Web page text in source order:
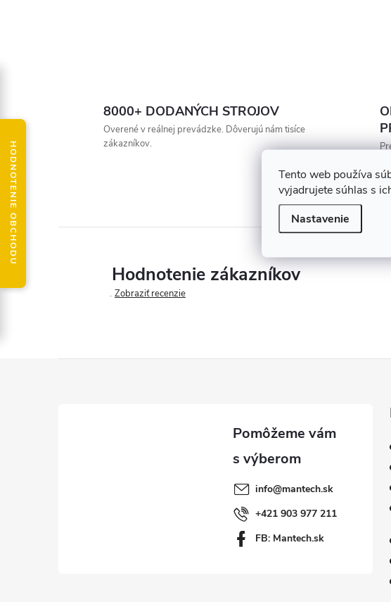
Tento web používa
vyjadrujete súhlas s
Nastavenie
8000+ DODANÝCH STROJOV
Overené v reálnej prevádzke. Dôverujú nám tisíce
zákazníkov.
Hodnotenie zákazníkov
Zobraziť recenzie
info@mantech.sk
+421 903 977 211
FB: Mantech.sk
HODNOTENIE OBCHODU